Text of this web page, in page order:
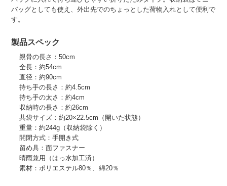
バッグとしても使え、外出先でのちょっとした荷物入れとして便利で
す。
製品スペック
親骨の長さ：50cm
全長：約54cm
直径：約90cm
持ち手の長さ：約4.5cm
持ち手の太さ：約4cm
収納時の長さ：約26cm
共袋サイズ：約20×22.5cm（開いた状態）
重量：約244g（収納袋除く）
開閉方式：手開き式
留め具：面ファスナー
晴雨兼用（はっ水加工済）
素材：ポリエステル80％、綿20％